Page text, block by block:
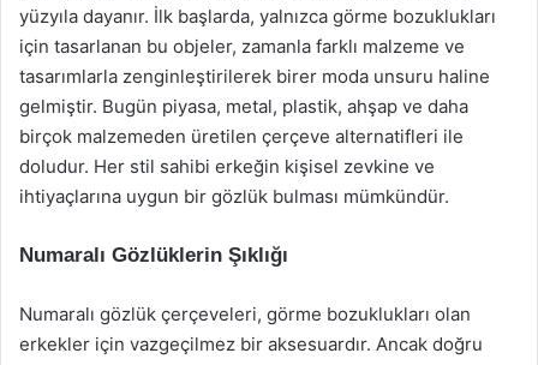
yüzyıla dayanır. İlk başlarda, yalnızca görme bozuklukları
için tasarlanan bu objeler, zamanla farklı malzeme ve
tasarımlarla zenginleştirilerek birer moda unsuru haline
gelmiştir. Bugün piyasa, metal, plastik, ahşap ve daha
birçok malzemeden üretilen çerçeve alternatifleri ile
doludur. Her stil sahibi erkeğin kişisel zevkine ve
ihtiyaçlarına uygun bir gözlük bulması mümkündür.
Numaralı Gözlüklerin Şıklığı
Numaralı gözlük çerçeveleri, görme bozuklukları olan
erkekler için vazgeçilmez bir aksesuardır. Ancak doğru